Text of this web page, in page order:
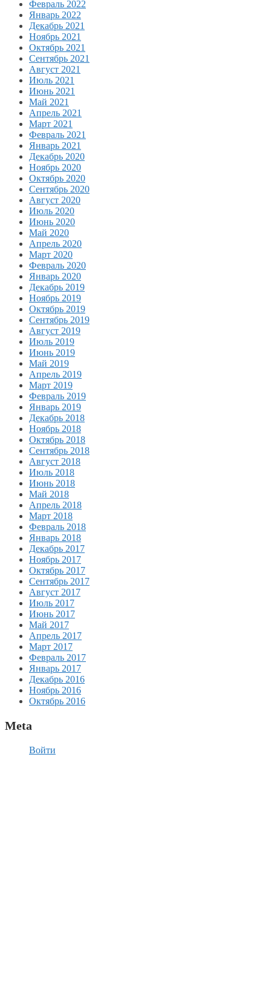
Февраль 2022
Январь 2022
Декабрь 2021
Ноябрь 2021
Октябрь 2021
Сентябрь 2021
Август 2021
Июль 2021
Июнь 2021
Май 2021
Апрель 2021
Март 2021
Февраль 2021
Январь 2021
Декабрь 2020
Ноябрь 2020
Октябрь 2020
Сентябрь 2020
Август 2020
Июль 2020
Июнь 2020
Май 2020
Апрель 2020
Март 2020
Февраль 2020
Январь 2020
Декабрь 2019
Ноябрь 2019
Октябрь 2019
Сентябрь 2019
Август 2019
Июль 2019
Июнь 2019
Май 2019
Апрель 2019
Март 2019
Февраль 2019
Январь 2019
Декабрь 2018
Ноябрь 2018
Октябрь 2018
Сентябрь 2018
Август 2018
Июль 2018
Июнь 2018
Май 2018
Апрель 2018
Март 2018
Февраль 2018
Январь 2018
Декабрь 2017
Ноябрь 2017
Октябрь 2017
Сентябрь 2017
Август 2017
Июль 2017
Июнь 2017
Май 2017
Апрель 2017
Март 2017
Февраль 2017
Январь 2017
Декабрь 2016
Ноябрь 2016
Октябрь 2016
Meta
Войти